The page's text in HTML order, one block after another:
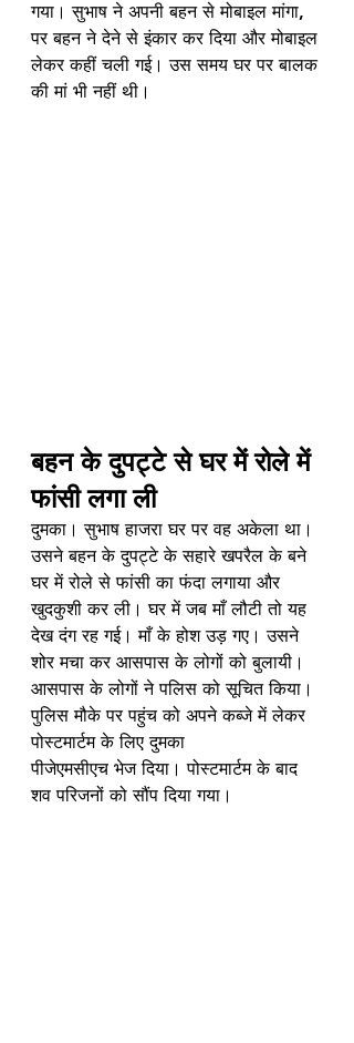
गया। सुभाष ने अपनी बहन से मोबाइल मांगा,
पर बहन ने देने से इंकार कर दिया और मोबाइल
लेकर कहीं चली गई। उस समय घर पर बालक
की मां भी नहीं थी।
बहन के दुपट्टे से घर में रोले में
फांसी लगा ली
दुमका। सुभाष हाजरा घर पर वह अकेला था।
उसने बहन के दुपट्टे के सहारे खपरैल के बने
घर में रोले से फांसी का फंदा लगाया और
खुदकुशी कर ली। घर में जब माँ लौटी तो यह
देख दंग रह गई। माँ के होश उड़ गए। उसने
शोर मचा कर आसपास के लोगों को बुलायी।
आसपास के लोगों ने पलिस को सूचित किया।
पुलिस मौके पर पहुंच को अपने कब्जे में लेकर
पोस्टमार्टम के लिए दुमका
पीजेएमसीएच भेज दिया। पोस्टमार्टम के बाद
शव परिजनों को सौंप दिया गया।